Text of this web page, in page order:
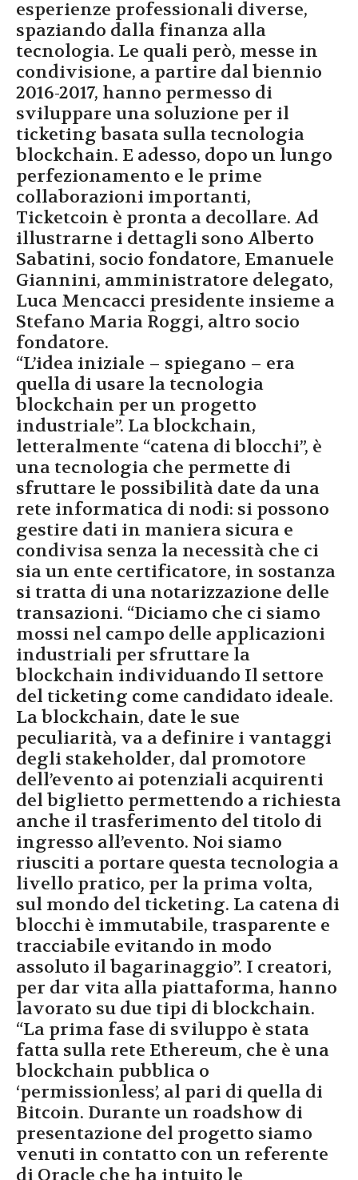
esperienze professionali diverse,
spaziando dalla finanza alla
tecnologia. Le quali però, messe in
condivisione, a partire dal biennio
2016-2017, hanno permesso di
sviluppare una soluzione per il
ticketing basata sulla tecnologia
blockchain. E adesso, dopo un lungo
perfezionamento e le prime
collaborazioni importanti,
Ticketcoin è pronta a decollare. Ad
illustrarne i dettagli sono Alberto
Sabatini, socio fondatore, Emanuele
Giannini, amministratore delegato,
Luca Mencacci presidente insieme a
Stefano Maria Roggi, altro socio
fondatore.
“L’idea iniziale – spiegano – era
quella di usare la tecnologia
blockchain per un progetto
industriale”. La blockchain,
letteralmente “catena di blocchi”, è
una tecnologia che permette di
sfruttare le possibilità date da una
rete informatica di nodi: si possono
gestire dati in maniera sicura e
condivisa senza la necessità che ci
sia un ente certificatore, in sostanza
si tratta di una notarizzazione delle
transazioni. “Diciamo che ci siamo
mossi nel campo delle applicazioni
industriali per sfruttare la
blockchain individuando Il settore
del ticketing come candidato ideale.
La blockchain, date le sue
peculiarità, va a definire i vantaggi
degli stakeholder, dal promotore
dell’evento ai potenziali acquirenti
del biglietto permettendo a richiesta
anche il trasferimento del titolo di
ingresso all’evento. Noi siamo
riusciti a portare questa tecnologia a
livello pratico, per la prima volta,
sul mondo del ticketing. La catena di
blocchi è immutabile, trasparente e
tracciabile evitando in modo
assoluto il bagarinaggio”. I creatori,
per dar vita alla piattaforma, hanno
lavorato su due tipi di blockchain.
“La prima fase di sviluppo è stata
fatta sulla rete Ethereum, che è una
blockchain pubblica o
‘permissionless’, al pari di quella di
Bitcoin. Durante un roadshow di
presentazione del progetto siamo
venuti in contatto con un referente